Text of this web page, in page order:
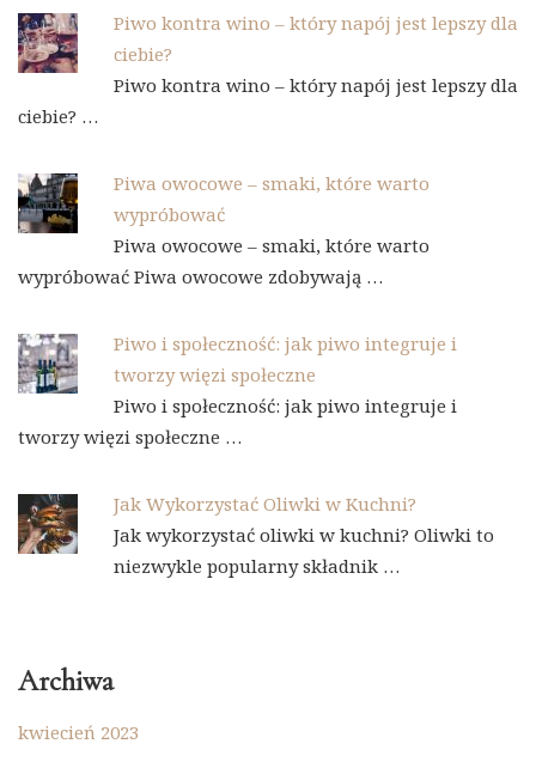
Piwo kontra wino – który napój jest lepszy dla
ciebie?
Piwo kontra wino – który napój jest lepszy dla
ciebie? …
Piwa owocowe – smaki, które warto
wypróbować
Piwa owocowe – smaki, które warto
wypróbować Piwa owocowe zdobywają …
Piwo i społeczność: jak piwo integruje i
tworzy więzi społeczne
Piwo i społeczność: jak piwo integruje i
tworzy więzi społeczne …
Jak Wykorzystać Oliwki w Kuchni?
Jak wykorzystać oliwki w kuchni? Oliwki to
niezwykle popularny składnik …
Archiwa
kwiecień 2023